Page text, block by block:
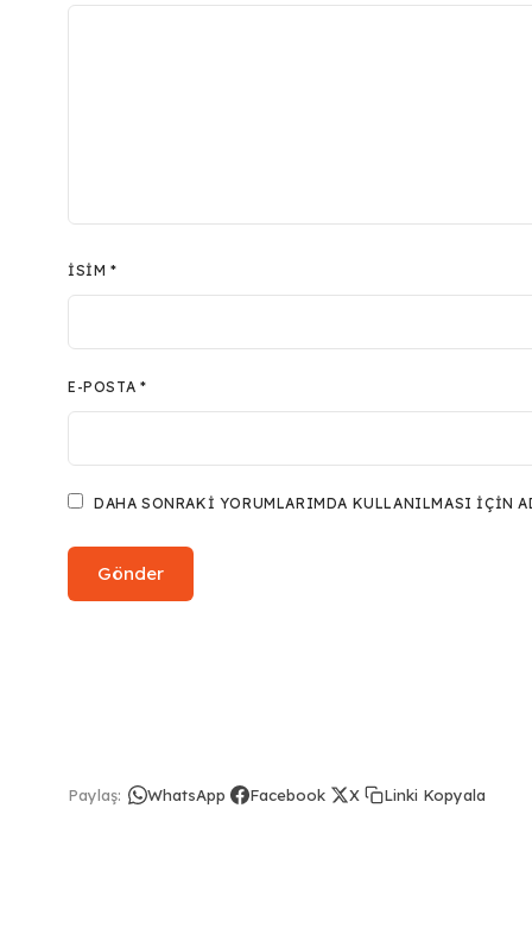
İSIM*
E-POSTA *
DAHA SONRAKI YORUMLARIMDA KULLANILMASI IÇIN
Paylaş: WhatsApp Facebook X Linki Kopyala